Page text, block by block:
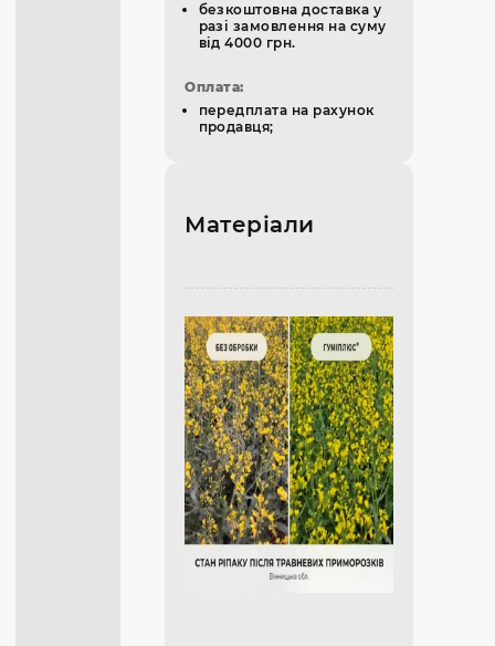
безкоштовна доставка у
разі замовлення на суму
від 4000 грн.
Оплата:
передплата на рахунок
продавця;
Матеріали